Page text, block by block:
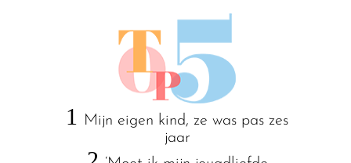
1
Mijn eigen kind, ze was pas zes
jaar